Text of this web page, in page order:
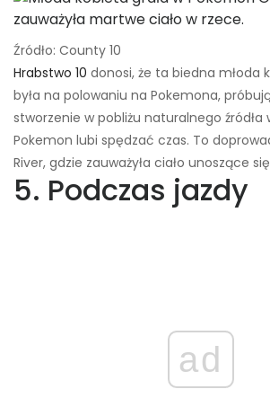
Źródło: County 10
Hrabstwo 10 donosi, że ta biedna młoda
była na polowaniu na Pokemona,
stworzenie w pobliżu naturalnego źródła
Pokemon lubi spędzać czas. To
River, gdzie zauważyła ciało unoszące
5. Podczas jazdy
ad